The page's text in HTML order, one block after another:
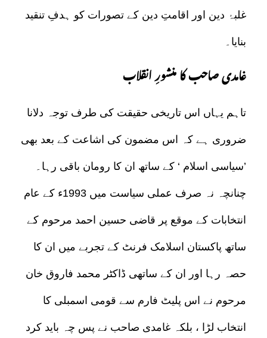
غلبۂ دین اور اقامتِ دین کے تصورات کو ہدفِ تنقید
بنایا۔
غامدی صاحب کا منشورِ انقلاب
تاہم یہاں اس تاریخی حقیقت کی طرف توجہ دلانا
ضروری ہے کہ اس مضمون کی اشاعت کے بعد بھی
’سیاسی اسلام ‘ کے ساتھ ان کا رومان باقی رہا۔
چنانچہ نہ صرف عملی سیاست میں 1993ء کے عام
انتخابات کے موقع پر قاضی حسین احمد مرحوم کے
ساتھ پاکستان اسلامک فرنٹ کے تجربے میں ان کا
حصہ رہا اور ان کے ساتھی ڈاکٹر محمد فاروق خان
مرحوم نے اس پلیٹ فارم سے قومی اسمبلی کا
انتخاب لڑا ، بلکہ غامدی صاحب نے پس چہ باید کرد